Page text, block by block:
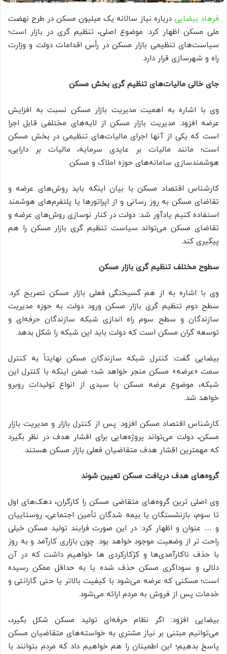
فرهاد بیضایی درباره نیاز سالانه یک میلیون مسکن در طرح نهضت
ملی مسکن اظهار کرد: موضوع اصلی، تنظیم گری در بازار است؛
سیاست‌های تنظیمی بازار مسکن در رأس اقدامات دولت و وزارت
راه و شهرسازی قرار دارد.
جای خالی مالیات‌های تنظیم گری بخش مسکن
وی با اشاره به اهمیت مدیریت بازار مسکن نسبت به افزایش
عرضه افزود: مدیریت بازار مسکن از لایه‌های مختلفی قابل اجرا
است که یکی از آنها اجرای مالیات‌های تنظیمی در بخش مسکن
است؛ مانند مالیات بر عایدی سرمایه، مالیات بر دارایی،
هوشمندسازی سامانه‌های حوزه املاک و مسکن.
کارشناس اقتصاد مسکن با بیان اینکه باید روش‌های عرضه و
تقاضای مسکن به روز رسانی و از اپراتورها یا پلتفرم‌های هوشمند
استفاده کنیم یادآور شد: دولت در کنار نوسازی روش‌های عرضه و
تقاضای مسکن می‌تواند سیاست تنظیم گری بازار مسکن را هم
پیگیری کند.
سطوح مختلف تنظیم گری بازار مسکن
وی با اشاره به از هم گسیختگی فعلی بازار مسکن تصریح کرد:
سطح دوم تنظیم گری بازار مسکن ورود دولت به حوزه مدیریت
سازندگان و سطح سوم راه اندازی شبکه سازندگان حرفه‌ای و
توسعه گران مسکن است که دولت باید این شبکه را شکل بدهد.
بیضایی گفت: کنترل شبکه سازندگان مسکن نهایتاً به کنترل
سمت «عرضه» مسکن منجر خواهد شد؛ ضمن اینکه با کنترل این
شبکه، موضوع عرضه مسکن با سبدی از انواع تولیدات روبرو
خواهد شد.
کارشناس اقتصاد مسکن افزود: پس از کنترل بازار و مدیریت بازار
مسکن، دولت می‌تواند پروژه‌هایی برای اقشار هدف در نظر بگیرد
که مهمترین اقشار هدف متقاضیان فعلی بازار مسکن هستند.
گروه‌های هدف دریافت مسکن تعیین شوند
وی اصلی ترین گروه‌های متقاضی مسکن را کارگران، دهک‌های اول
تا سوم، بازنشستگان یا بیمه شدگان تأمین اجتماعی، روستاییان
و … عنوان و اظهار کرد: در این صورت فرایند تولید مسکن خیلی
راحت تر از وضعیت موجود خواهد بود. چون بازاری کارآمد و به روز
با حذف ناکارآمدی‌ها و کژکارکردی ها خواهیم داشت که در آن
دلالی و سوداگری مسکن حذف شده یا به حداقل ممکن رسیده
است؛ مسکنی که عرضه می‌شود با کیفیت بالاتر یا حتی گارانتی و
خدمات پس از فروش به مردم ارائه می‌شود.
بیضایی افزود: اگر نظام حرفه‌ای تولید مسکن شکل بگیرد،
می‌توانیم مبتنی بر نیاز مشتری به خواسته‌های متقاضیان مسکن
پاسخ بدهیم؛ این اطمینان را هم خواهیم داد که مردم بتوانند با